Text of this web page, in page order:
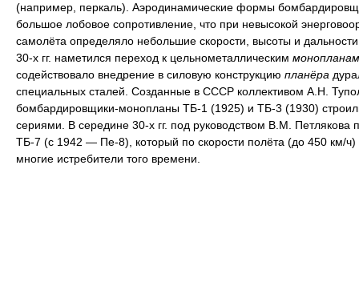
(например, перкаль). Аэродинамические формы
большое лобовое сопротивление, что при невысокой
самолёта определяло небольшие скорости, высоты и
30-х гг. наметился переход к цельнометаллическим
содействовало внедрение в силовую конструкцию планёра
специальных сталей. Созданные в СССР коллективом А.Н.
бомбардировщики-монопланы ТБ-1 (1925) и ТБ-3 (1930)
сериями. В середине 30-х гг. под руководством В.М. Петлякова
ТБ-7 (с 1942 — Пе-8), который по скорости полёта (до 450 км/ч)
многие истребители того времени.